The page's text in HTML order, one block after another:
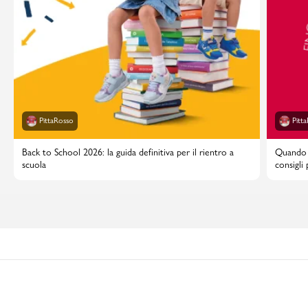
PittaRosso
Back to School 2026: la guida definitiva per il rientro a
scuola
consigli